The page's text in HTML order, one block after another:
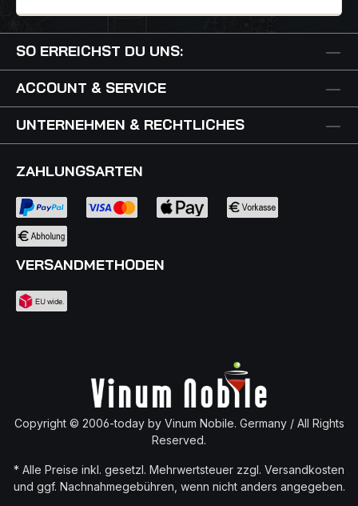
SO ERREICHST DU UNS:
ACCOUNT & SERVICE
UNTERNEHMEN & RECHTLICHES
ZAHLUNGSARTEN
VERSANDMETHODEN
Copyright © 2006-today by Vinum Nobile. Germany / All Rights
Reserved.
* Alle Preise inkl. gesetzl. Mehrwertsteuer zzgl. Versandkosten
und ggf. Nachnahmegebühren, wenn nicht anders angegeben.